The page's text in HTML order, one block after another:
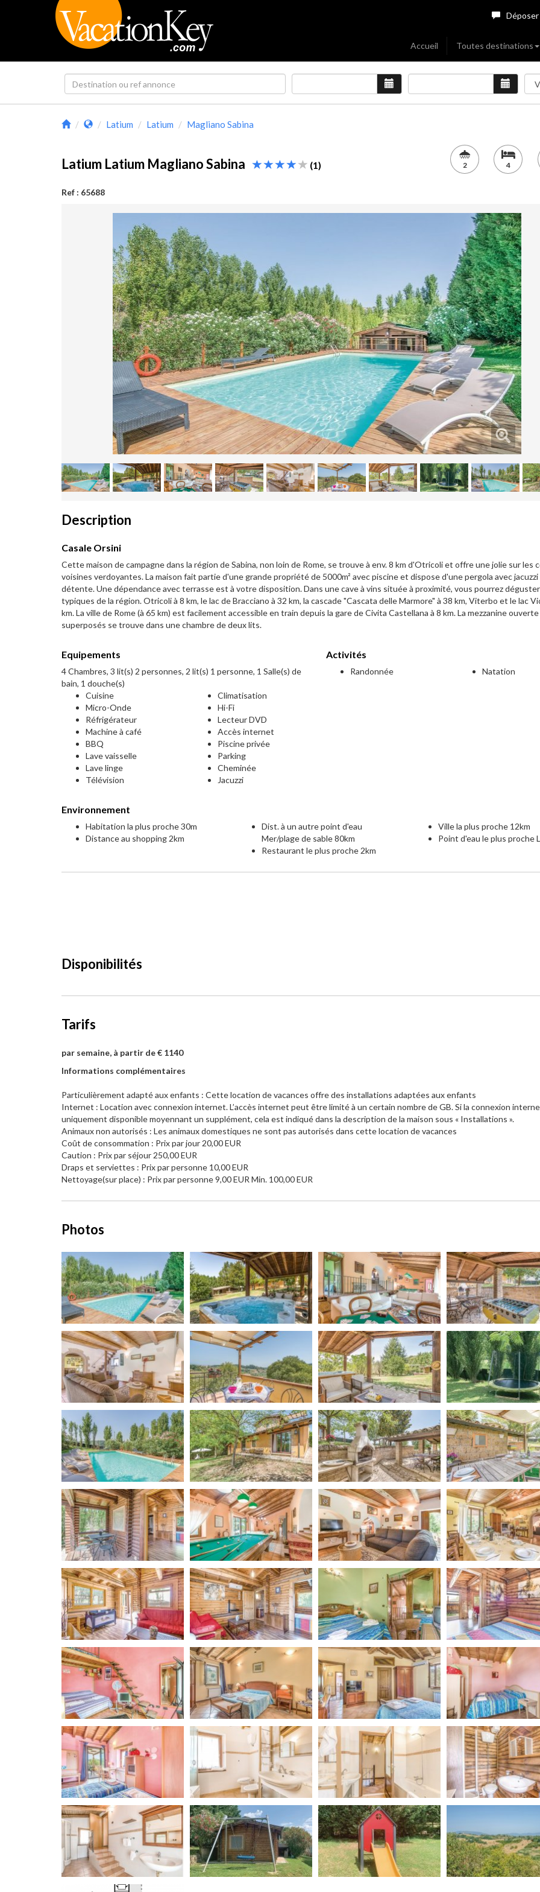
Accueil Toutes destinations
Latium Latium Magliano Sabina
Latium Latium Magliano Sabina (1)
Ref : 65688
2 4
Description
Casale Orsini
Cette maison de campagne dans la région de Sabina, non loin de Rome, se trouve à env. 8 km d'Otricoli et offre une jolie sur les
voisines verdoyantes. La maison fait partie d'une grande propriété de 5000m² avec piscine et dispose d'une pergola avec
détente. Une dépendance avec terrasse est à votre disposition. Dans une cave à vins située à proximité, vous pourrez
typiques de la région. Otricoli à 8 km, le lac de Bracciano à 32 km, la cascade "Cascata delle Marmore" à 38 km, Viterbo et le lac
km. La ville de Rome (à 65 km) est facilement accessible en train depuis la gare de Civita Castellana à 8 km. La mezzanine
superposés se trouve dans une chambre de deux lits.
Equipements
4 Chambres, 3 lit(s) 2 personnes, 2 lit(s) 1 personne, 1 Salle(s) de
bain, 1 douche(s)
Cuisine
Micro-Onde
Réfrigérateur
Machine à café
BBQ
Lave vaisselle
Lave linge
Télévision
Climatisation
Hi-Fi
Lecteur DVD
Accès internet
Piscine privée
Parking
Cheminée
Jacuzzi
Activités
Randonnée Natation
Environnement
Habitation la plus proche 30m
Distance au shopping 2km
Dist. à un autre point d'eau
Mer/plage de sable 80km
Restaurant le plus proche 2km
Ville la plus proche 12km
Point d'eau le plus proche
Disponibilités
Tarifs
par semaine, à partir de € 1140
Informations complémentaires
Particulièrement adapté aux enfants : Cette location de vacances offre des installations adaptées aux enfants
Internet : Location avec connexion internet. L’accès internet peut être limité à un certain nombre de GB. Si la connexion
uniquement disponible moyennant un supplément, cela est indiqué dans la description de la maison sous « Installations ».
Animaux non autorisés : Les animaux domestiques ne sont pas autorisés dans cette location de vacances
Coût de consommation : Prix par jour 20,00 EUR
Caution : Prix par séjour 250,00 EUR
Draps et serviettes : Prix par personne 10,00 EUR
Nettoyage(sur place) : Prix par personne 9,00 EUR Min. 100,00 EUR
Photos